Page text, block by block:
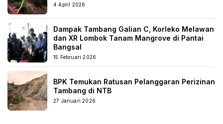
4 April 2026
Dampak Tambang Galian C, Korleko Melawan
dan XR Lombok Tanam Mangrove di Pantai
Bangsal
15 Februari 2026
BPK Temukan Ratusan Pelanggaran Perizinan
Tambang di NTB
27 Januari 2026